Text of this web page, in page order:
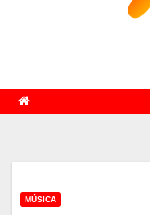
MÚSICA